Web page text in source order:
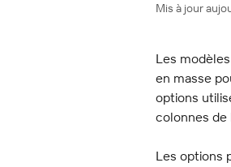
Mis à jour
Les
en masse
options
colonnes de
Les options